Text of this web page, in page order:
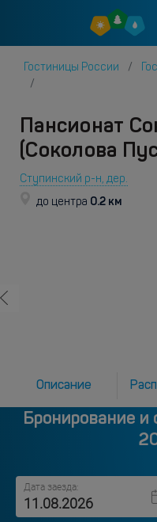
Гостиницы России
Пансионат
(Соколова
Ступинский р-н, дер.
до центра 0.2 км
Описание
Бронирование
Дата заезда: